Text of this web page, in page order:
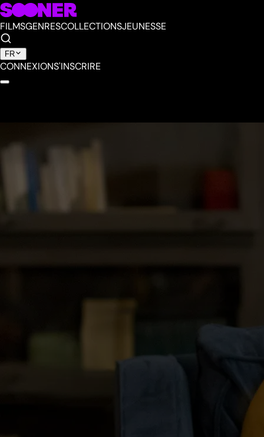
FILMSGENRESCOLLECTIONSJEUNESSE
FR
CONNEXIONS'INSCRIRE